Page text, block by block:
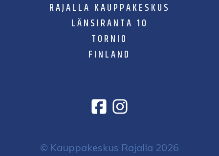
RAJALLA KAUPPAKESKUS
LÄNSIRANTA 10
TORNIO
FINLAND
© Kauppakeskus Rajalla 2026